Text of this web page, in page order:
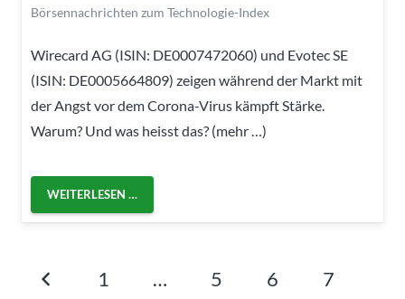
Börsennachrichten zum Technologie-Index
Wirecard AG (ISIN: DE0007472060) und Evotec SE
(ISIN: DE0005664809) zeigen während der Markt mit
der Angst vor dem Corona-Virus kämpft Stärke.
Warum? Und was heisst das? (mehr …)
WEITERLESEN …
1 … 5 6 7